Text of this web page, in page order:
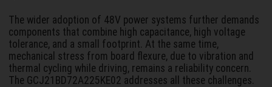
The wider adoption of 48V power systems further demands
components that combine high capacitance, high voltage
tolerance, and a small footprint. At the same time,
mechanical stress from board flexure, due to vibration and
thermal cycling while driving, remains a reliability concern.
The GCJ21BD72A225KE02 addresses all these challenges.